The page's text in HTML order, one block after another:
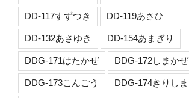
DD-117すずつき DD-119あさひ
DD-132あさゆき DD-154あまぎり
DDG-171はたかぜ DDG-172しまかぜ
DDG-173こんごう DDG-174きりしま